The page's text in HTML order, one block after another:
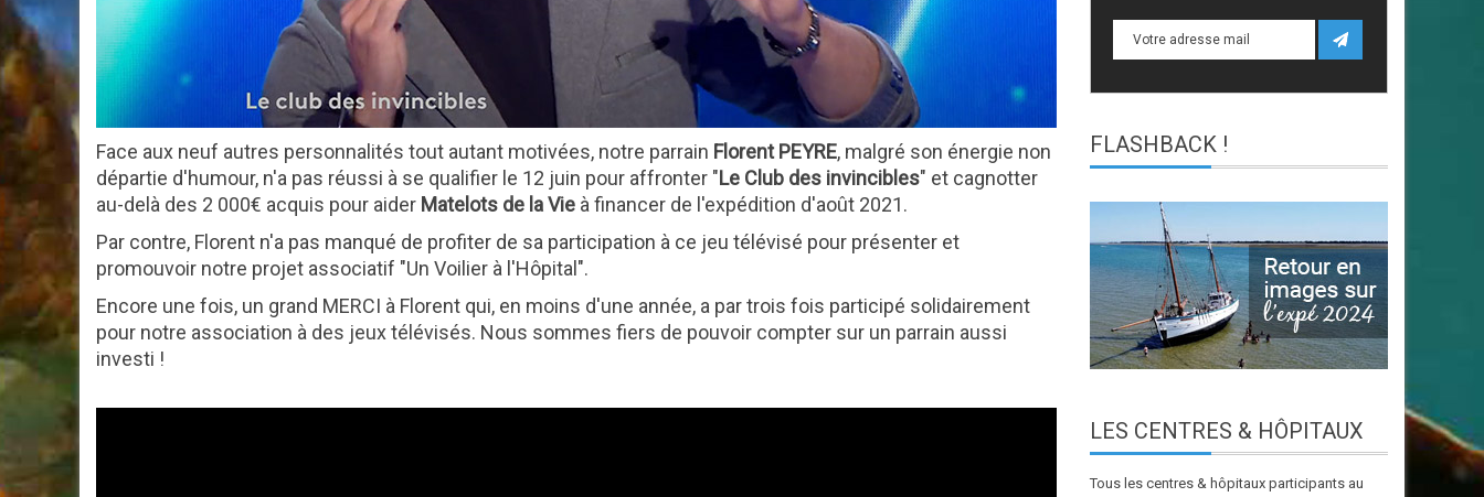
Face aux neuf autres personnalités tout autant motivées, notre parrain Florent PEYRE, malgré son énergie non
départie d'humour, n'a pas réussi à se qualifier le 12 juin pour affronter "Le Club des invincibles" et cagnotter
au-delà des 2 000€ acquis pour aider Matelots de la Vie à financer de l'expédition d'août 2021.
Par contre, Florent n'a pas manqué de profiter de sa participation à ce jeu télévisé pour présenter et
promouvoir notre projet associatif "Un Voilier à l'Hôpital".
Encore une fois, un grand MERCI à Florent qui, en moins d'une année, a par trois fois participé solidairement
pour notre association à des jeux télévisés. Nous sommes fiers de pouvoir compter sur un parrain aussi
investi !
FLASHBACK !
LES CENTRES & HÔPITAUX
Tous les centres & hôpitaux participants au